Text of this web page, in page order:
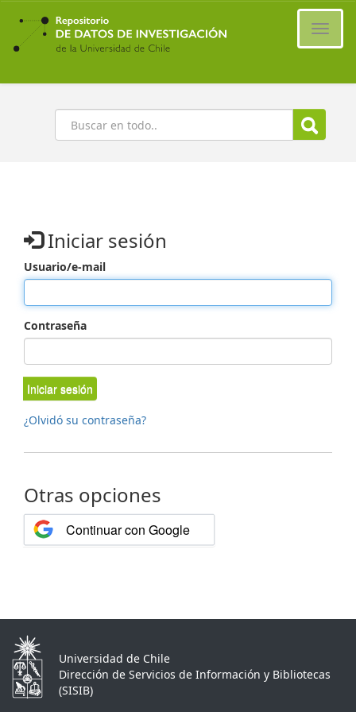
Ir
contenido
principal
Buscar
Iniciar sesión
Usuario/e-mail
Contraseña
Iniciar sesión
¿Olvidó su contraseña?
Otras opciones
Continuar con Google
Universidad de Chile
Dirección de Servicios de Información y Bibliotecas
(SISIB)